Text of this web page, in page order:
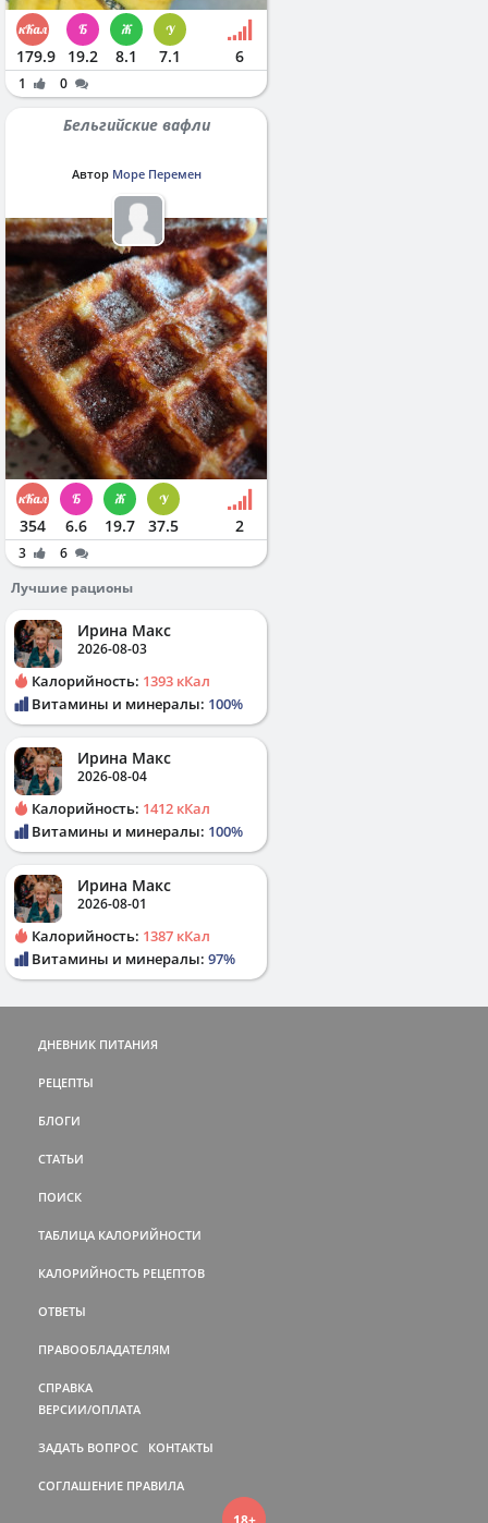
179.9 19.2 8.1 7.1 6
1 0
Бельгийские вафли
Автор Море Перемен
354 6.6 19.7 37.5 2
3
6
Лучшие рационы
Ирина Макс
2026-08-03
Калорийность: 1393 кКал
Витамины и минералы: 100%
Ирина Макс
2026-08-04
Калорийность: 1412 кКал
Витамины и минералы: 100%
Ирина Макс
2026-08-01
Калорийность: 1387 кКал
Витамины и минералы: 97%
ДНЕВНИК ПИТАНИЯ
РЕЦЕПТЫ
БЛОГИ
СТАТЬИ
ПОИСК
ТАБЛИЦА КАЛОРИЙНОСТИ
КАЛОРИЙНОСТЬ РЕЦЕПТОВ
ОТВЕТЫ
ПРАВООБЛАДАТЕЛЯМ
СПРАВКА
ВЕРСИИ/ОПЛАТА
ЗАДАТЬ ВОПРОС КОНТАКТЫ
СОГЛАШЕНИЕ ПРАВИЛА